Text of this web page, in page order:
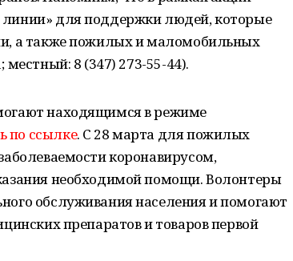
для поддержки людей, которые
а также пожилых и маломобильных
8 (347) 273-55-44).
находящимся в режиме
по ссылке. С 28 марта для пожилых
коронавирусом,
необходимой помощи. Волонтеры
обслуживания населения и помогают
препаратов и товаров первой